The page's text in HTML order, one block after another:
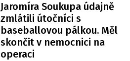
Jaromíra Soukupa údajně
zmlátili útočníci s
baseballovou pálkou. Měl
skončit v nemocnici na
operaci